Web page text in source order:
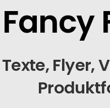
Fancy